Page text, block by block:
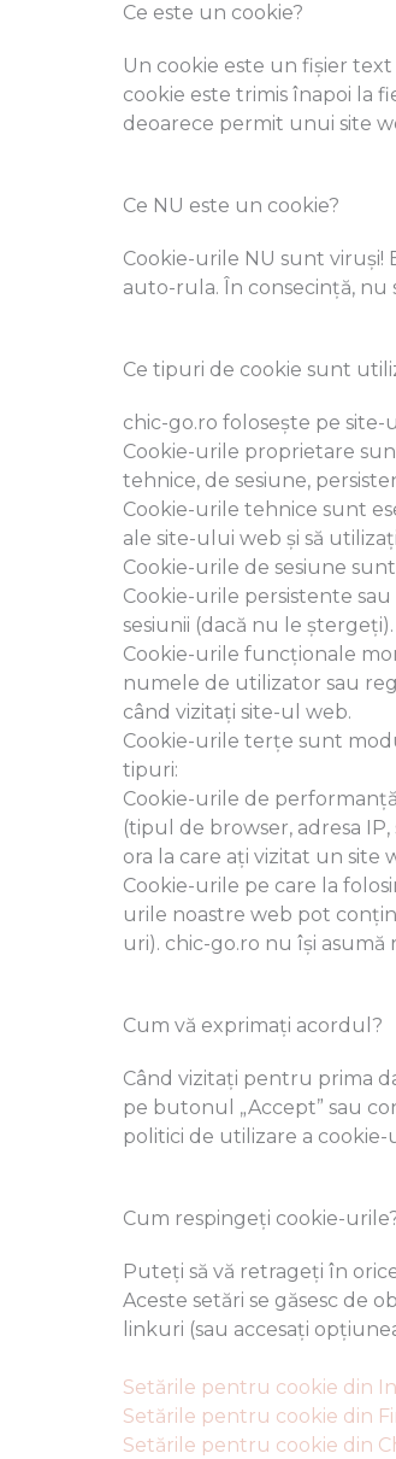
Ce este un cookie?
Un cookie este un fișier
cookie este trimis înapoi la
deoarece permit unui site
Ce NU este un cookie?
Cookie-urile NU sunt
auto-rula. În consecință,
Ce tipuri de cookie sunt
chic-go.ro folosește pe
Cookie-urile proprietare
tehnice, de sesiune,
Cookie-urile tehnice sunt
ale site-ului web și să
Cookie-urile de sesiune
Cookie-urile persistente
sesiunii (dacă nu le ștergeți).
Cookie-urile funcționale
numele de utilizator sau
când vizitați site-ul web.
Cookie-urile terțe sunt
tipuri:
Cookie-urile de
(tipul de browser, adresa
ora la care ați vizitat un
Cookie-urile pe care la
urile noastre web pot
uri). chic-go.ro nu își
Cum vă exprimați acordul?
Când vizitați pentru prima
pe butonul „Accept” sau
politici de utilizare a
Cum respingeți cookie-
Puteți să vă retrageți în
Aceste setări se găsesc de
linkuri (sau accesați
Setările pentru cookie din
Setările pentru cookie din
Setările pentru cookie din